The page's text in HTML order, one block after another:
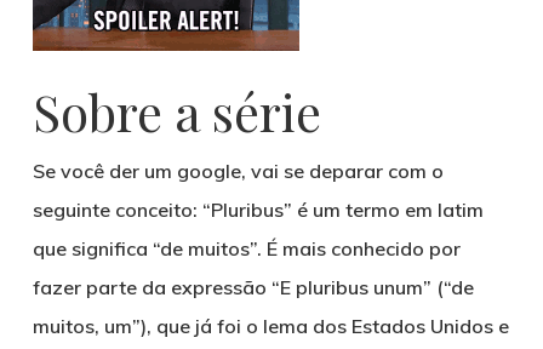
Sobre a série
Se você der um google, vai se deparar com o
seguinte conceito: “Pluribus” é um termo em latim
que significa “de muitos”. É mais conhecido por
fazer parte da expressão “E pluribus unum” (“de
muitos, um”), que já foi o lema dos Estados Unidos e